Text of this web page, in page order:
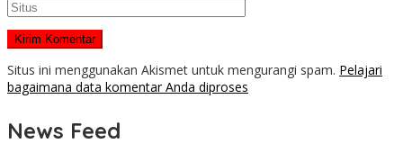
Situs ini menggunakan Akismet untuk mengurangi spam. Pelajari
bagaimana data komentar Anda diproses
News Feed